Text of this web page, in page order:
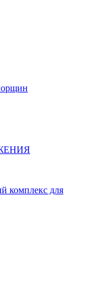
комплекс для